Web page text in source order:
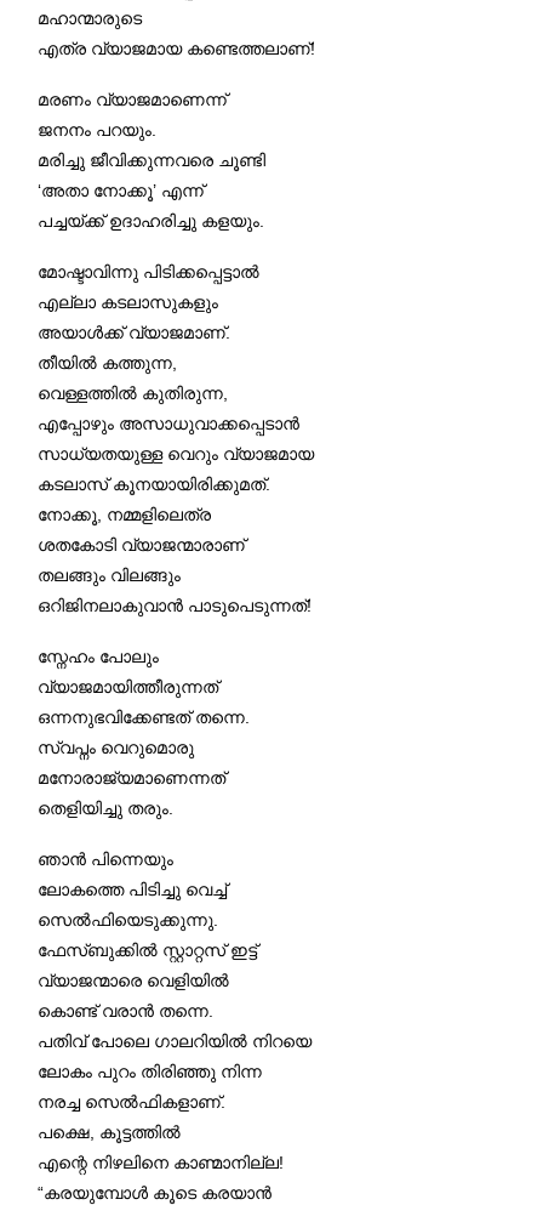
മഹാന്മാരുടെ
എത്ര വ്യാജമായ കണ്ടെത്തലാണ്!
മരണം വ്യാജമാണെന്ന്
ജനനം പറയും.
മരിച്ചു ജീവിക്കുന്നവരെ ചൂണ്ടി
‘അതാ നോക്കൂ’ എന്ന്
പച്ചയ്ക്ക് ഉദാഹരിച്ചു കളയും.
മോഷ്ടാവിന്നു പിടിക്കപ്പെട്ടാൽ
എല്ലാ കടലാസുകളും
അയാൾക്ക് വ്യാജമാണ്.
തീയിൽ കത്തുന്ന,
വെള്ളത്തിൽ കുതിരുന്ന,
എപ്പോഴും അസാധുവാക്കപ്പെടാൻ
സാധ്യതയുള്ള വെറും വ്യാജമായ
കടലാസ് കൂനയായിരിക്കുമത്.
നോക്കൂ, നമ്മളിലെത്ര
ശതകോടി വ്യാജന്മാരാണ്
തലങ്ങും വിലങ്ങും
ഒറിജിനലാകുവാൻ പാടുപെടുന്നത്!
സ്നേഹം പോലും
വ്യാജമായിത്തീരുന്നത്
ഒന്നനുഭവിക്കേണ്ടത് തന്നെ.
സ്വപ്നം വെറുമൊരു
മനോരാജ്യമാണെന്നത്
തെളിയിച്ചു തരും.
ഞാൻ പിന്നെയും
ലോകത്തെ പിടിച്ചു വെച്ച്
സെൽഫിയെടുക്കുന്നു.
ഫേസ്ബുക്കിൽ സ്റ്റാറ്റസ് ഇട്ട്
വ്യാജന്മാരെ വെളിയിൽ
കൊണ്ട് വരാൻ തന്നെ.
പതിവ് പോലെ ഗാലറിയിൽ നിറയെ
ലോകം പുറം തിരിഞ്ഞു നിന്ന
നരച്ച സെൽഫികളാണ്.
പക്ഷെ, കൂട്ടത്തിൽ
എന്റെ നിഴലിനെ കാണ്മാനില്ല!
“കരയുമ്പോൾ കൂടെ കരയാൻ